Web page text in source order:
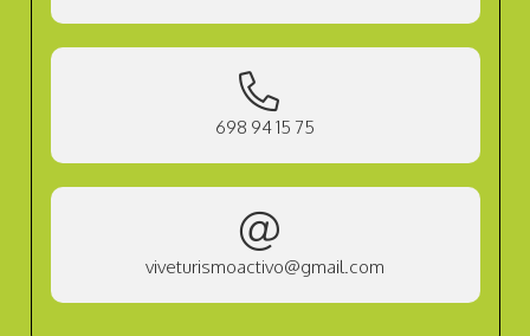
698 94 15 75
viveturismoactivo@gmail.com